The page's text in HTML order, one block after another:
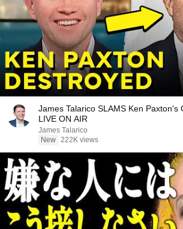
James Talarico SLAMS Ken Paxton's
LIVE ON AIR
James Talarico
New 222K views